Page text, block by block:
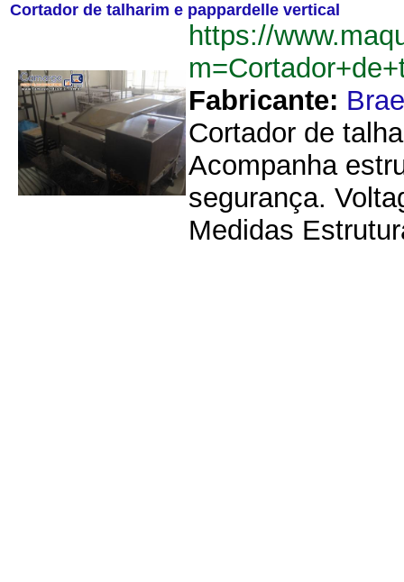
Cortador de talharim e pappardelle vertical
https://
Fabricante:
Cortador de
Acompanha
segurança.
Medidas